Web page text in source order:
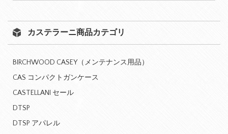
カステラーニ商品カテゴリ
BIRCHWOOD CASEY（メンテナンス用品）
CAS コンパクトガンケース
CASTELLANI セール
DTSP
DTSP アパレル